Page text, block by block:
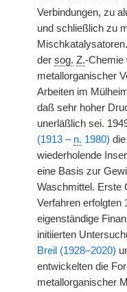
Verbindungen, zu
und schließlich zu
der sog. Z.-Chemie
metallorganischer
Arbeiten im
daß sehr hoher
unerläßlich sei.
(1913 – n. 1980)
wiederholende
eine Basis zur
Waschmittel. Erste
Verfahren erfolgten
eigenständige
initiierten
Breil (1928–2020)
entwickelten die
metallorganischer